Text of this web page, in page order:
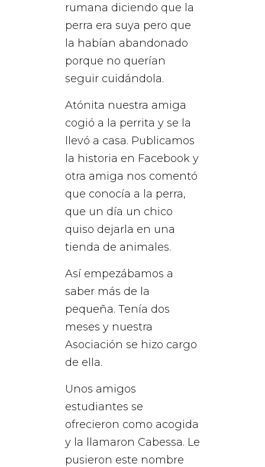
rumana diciendo que la
perra era suya pero que
la habían abandonado
porque no querían
seguir cuidándola.
Atónita nuestra amiga
cogió a la perrita y se la
llevó a casa. Publicamos
la historia en Facebook y
otra amiga nos comentó
que conocía a la perra,
que un día un chico
quiso dejarla en una
tienda de animales.
Así empezábamos a
saber más de la
pequeña. Tenía dos
meses y nuestra
Asociación se hizo cargo
de ella.
Unos amigos
estudiantes se
ofrecieron como acogida
y la llamaron Cabessa. Le
pusieron este nombre